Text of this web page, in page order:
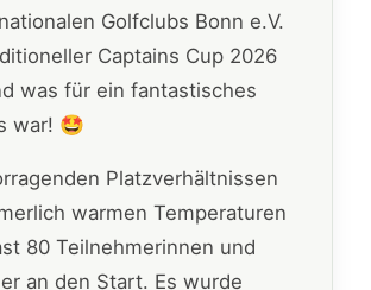
Golfclubs Bonn e.V.
Captains Cup 2026
was für ein fantastisches
war! 🤩
Platzverhältnissen
warmen Temperaturen
80 Teilnehmerinnen und
an den Start. Es wurde